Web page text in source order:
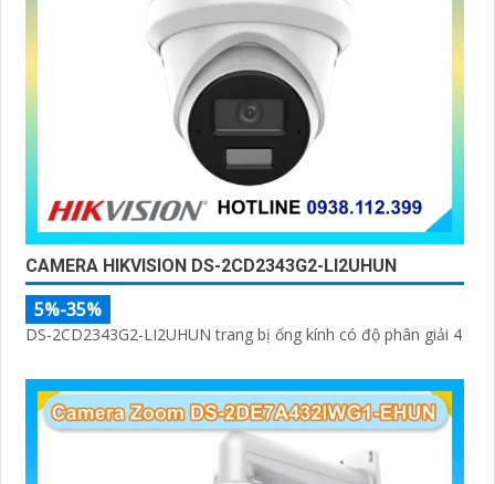
CAMERA HIKVISION DS-2CD2343G2-LI2UHUN
5%-35%
DS-2CD2343G2-LI2UHUN trang bị ống kính có độ phân giải 4